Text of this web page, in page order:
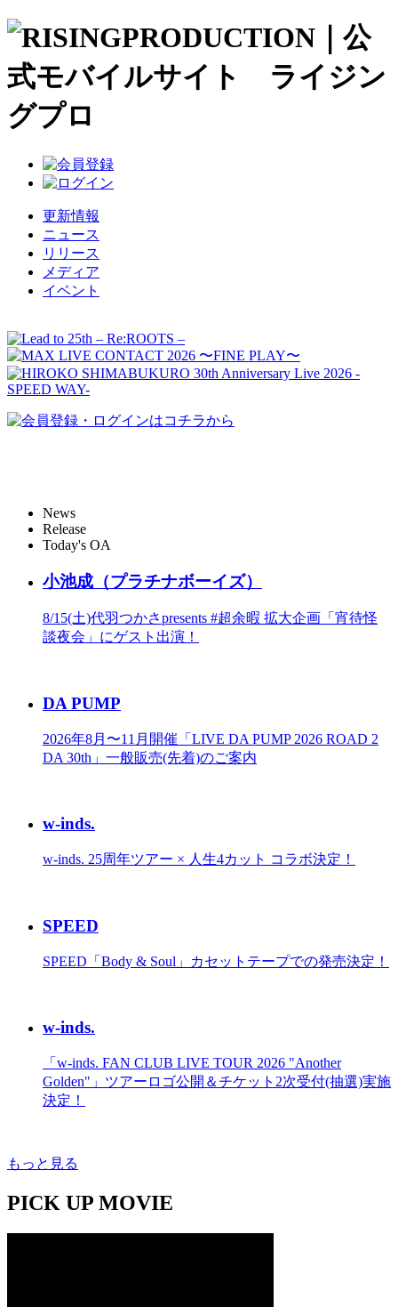
更新情報
ニュース
リリース
メディア
イベント
News
Release
Today's OA
小池成（プラチナボーイズ）
8/15(土)代羽つかさpresents #超余暇 拡大企画「宵待怪
談夜会」にゲスト出演！
DA PUMP
2026年8月〜11月開催「LIVE DA PUMP 2026 ROAD 2
DA 30th」一般販売(先着)のご案内
w-inds.
w-inds. 25周年ツアー × 人生4カット コラボ決定！
SPEED
SPEED「Body & Soul」カセットテープでの発売決定！
w-inds.
「w-inds. FAN CLUB LIVE TOUR 2026 "Another
Golden"」ツアーロゴ公開＆チケット2次受付(抽選)実施
決定！
もっと見る
PICK UP MOVIE